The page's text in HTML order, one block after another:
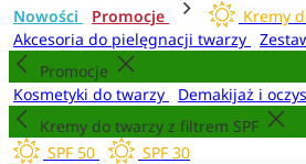
Nowości
Promocje Kremy
Akcesoria do pielęgnacji twarzy
Promocje
Kosmetyki do twarzy
Demakijaż i
Kremy do twarzy z filtrem SPF
SPF 50
SPF 30